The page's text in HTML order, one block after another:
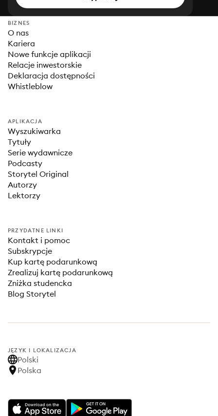
BIZNES
O nas
Kariera
Nowe funkcje aplikacji
Relacje inwestorskie
Deklaracja dostępności
Whistleblow
APLIKACJA
Wyszukiwarka
Tytuły
Serie wydawnicze
Podcasty
Storytel Original
Autorzy
Lektorzy
PRZYDATNE LINKI
Kontakt i pomoc
Subskrypcje
Kup kartę podarunkową
Zrealizuj kartę podarunkową
Zniżka studencka
Blog Storytel
JĘZYK I LOKALIZACJA
Polski
Polska